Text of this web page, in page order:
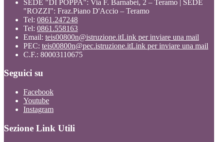
SEDE "DI POPPA": Via F. Barnabei, 2 – Teramo | SEDE
"ROZZI": Fraz.Piano D'Accio – Teramo
Tel: 0861.247248
Tel: 0861.558163
Email: teis00800n@istruzione.itLink per inviare una mail
PEC: teis00800n@pec.istruzione.itLink per inviare una mail
C.F.: 80003110675
Seguici su
Facebook
Youtube
Instagram
Sezione Link Utili